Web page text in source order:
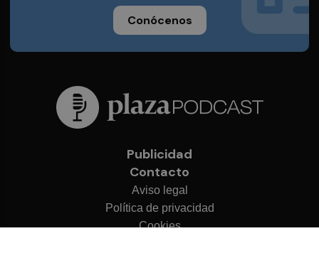
Conócenos
Publicidad
Contacto
Aviso legal
Política de privacidad
Cookies